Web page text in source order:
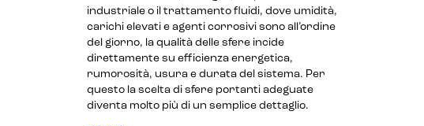
industriale o il trattamento fluidi, dove umidità,
carichi elevati e agenti corrosivi sono all’ordine
del giorno, la qualità delle sfere incide
direttamente su efficienza energetica,
rumorosità, usura e durata del sistema. Per
questo la scelta di sfere portanti adeguate
diventa molto più di un semplice dettaglio.